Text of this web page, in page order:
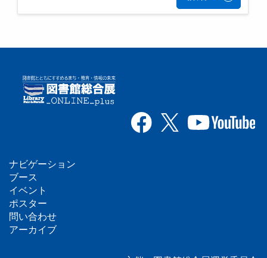
フ
ッ
タ
ナビゲーション
ブース
イベント
ポスター
問い合わせ
アーカイブ